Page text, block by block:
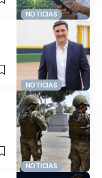
NOTICIAS
NOTICIAS
NOTICIAS